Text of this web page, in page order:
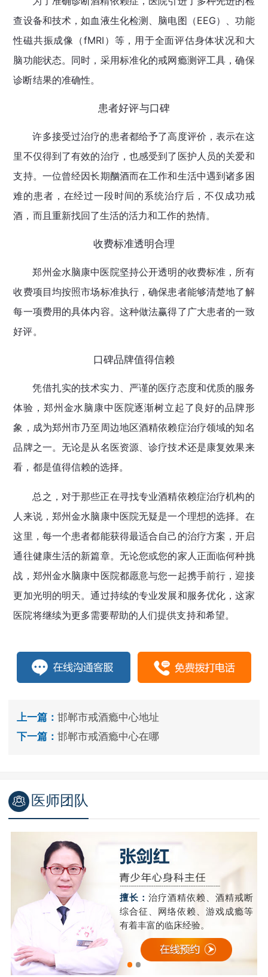
查设备和技术，如血液生化检测、脑电图（EEG）、功能
性磁共振成像（fMRI）等，用于全面评估身体状况和大
脑功能状态。同时，采用标准化的戒网瘾测评工具，确保
诊断结果的准确性。
患者好评与口碑
许多接受过治疗的患者都给予了高度评价，表示在这
里不仅得到了有效的治疗，也感受到了医护人员的关爱和
支持。一位曾经因长期酗酒而在工作和生活中遇到诸多困
难的患者，在经过一段时间的系统治疗后，不仅成功戒
酒，而且重新找回了生活的活力和工作的热情。
收费标准透明合理
郑州金水脑康中医院坚持公开透明的收费标准，所有
收费项目均按照市场标准执行，确保患者能够清楚地了解
每一项费用的具体内容。这种做法赢得了广大患者的一致
好评。
口碑品牌值得信赖
凭借扎实的技术实力、严谨的医疗态度和优质的服务
体验，郑州金水脑康中医院逐渐树立起了良好的品牌形
象，成为郑州市乃至周边地区酒精依赖症治疗领域的知名
品牌之一。无论是从名医资源、诊疗技术还是康复效果来
看，都是值得信赖的选择。
总之，对于那些正在寻找专业酒精依赖症治疗机构的
人来说，郑州金水脑康中医院无疑是一个理想的选择。在
这里，每一个患者都能获得最适合自己的治疗方案，开启
通往健康生活的新篇章。无论您或您的家人正面临何种挑
战，郑州金水脑康中医院都愿意与您一起携手前行，迎接
更加光明的明天。通过持续的专业发展和服务优化，这家
医院将继续为更多需要帮助的人们提供支持和希望。
上一篇： 邯郸市戒酒瘾中心地址
下一篇： 邯郸市戒酒瘾中心在哪
医师团队
擅长：治疗酒精依赖、酒精戒断
综合征、网络依赖、游戏成瘾等
有着丰富的临床经验。